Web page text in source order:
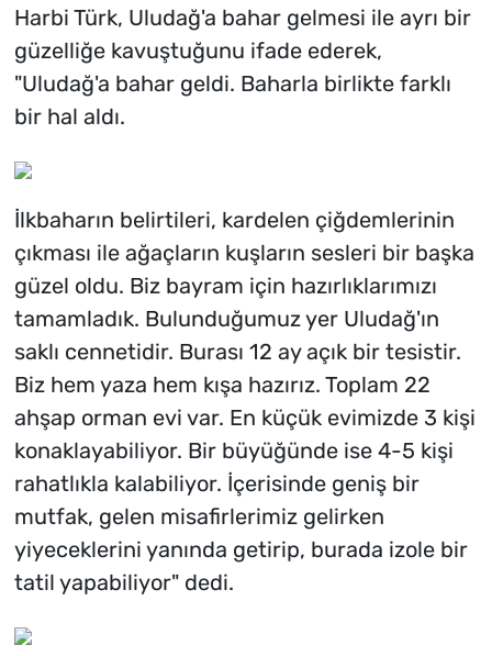
Harbi Türk, Uludağ'a bahar gelmesi ile ayrı bir
güzelliğe kavuştuğunu ifade ederek,
"Uludağ'a bahar geldi. Baharla birlikte farklı
bir hal aldı.
İlkbaharın belirtileri, kardelen çiğdemlerinin
çıkması ile ağaçların kuşların sesleri bir başka
güzel oldu. Biz bayram için hazırlıklarımızı
tamamladık. Bulunduğumuz yer Uludağ'ın
saklı cennetidir. Burası 12 ay açık bir tesistir.
Biz hem yaza hem kışa hazırız. Toplam 22
ahşap orman evi var. En küçük evimizde 3 kişi
konaklayabiliyor. Bir büyüğünde ise 4-5 kişi
rahatlıkla kalabiliyor. İçerisinde geniş bir
mutfak, gelen misafirlerimiz gelirken
yiyeceklerini yanında getirip, burada izole bir
tatil yapabiliyor" dedi.